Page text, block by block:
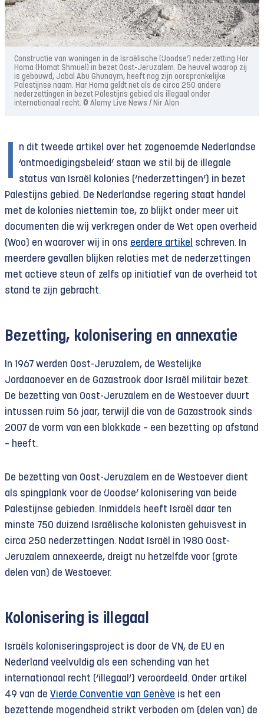
Constructie van woningen in de Israëlische (‘Joodse’) nederzetting Har
Homa (Homat Shmuel) in bezet Oost-Jeruzalem. De heuvel waarop zij
is gebouwd, Jabal Abu Ghunaym, heeft nog zijn oorspronkelijke
Palestijnse naam. Har Homa geldt net als de circa 250 andere
nederzettingen in bezet Palestijns gebied als illegaal onder
internationaal recht. © Alamy Live News / Nir Alon
I
n dit tweede artikel over het zogenoemde Nederlandse
‘ontmoedigingsbeleid’ staan we stil bij de illegale
status van Israël kolonies (‘nederzettingen’) in bezet
Palestijns gebied. De Nederlandse regering staat handel
met de kolonies niettemin toe, zo blijkt onder meer uit
documenten die wij verkregen onder de Wet open overheid
(Woo) en waarover wij in ons eerdere artikel schreven. In
meerdere gevallen blijken relaties met de nederzettingen
met actieve steun of zelfs op initiatief van de overheid tot
stand te zijn gebracht.
Bezetting, kolonisering en annexatie
In 1967 werden Oost-Jeruzalem, de Westelijke
Jordaanoever en de Gazastrook door Israël militair bezet.
De bezetting van Oost-Jeruzalem en de Westoever duurt
intussen ruim 56 jaar, terwijl die van de Gazastrook sinds
2007 de vorm van een blokkade – een bezetting op afstand
– heeft.
De bezetting van Oost-Jeruzalem en de Westoever dient
als spingplank voor de ‘Joodse’ kolonisering van beide
Palestijnse gebieden. Inmiddels heeft Israël daar ten
minste 750 duizend Israëlische kolonisten gehuisvest in
circa 250 nederzettingen. Nadat Israël in 1980 Oost-
Jeruzalem annexeerde, dreigt nu hetzelfde voor (grote
delen van) de Westoever.
Kolonisering is illegaal
Israëls koloniseringsproject is door de VN, de EU en
Nederland veelvuldig als een schending van het
internationaal recht (‘illegaal’) veroordeeld. Onder artikel
49 van de Vierde Conventie van Genève is het een
bezettende mogendheid strikt verboden om (delen van) de